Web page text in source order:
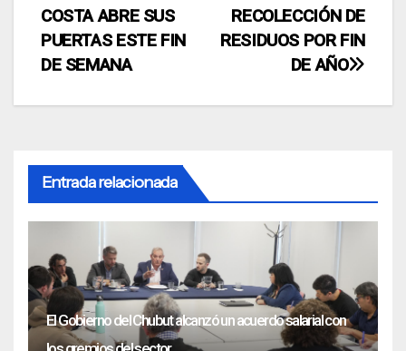
de
entradas
RECOLECCIÓN DE
RESIDUOS POR FIN
DE AÑO
COSTA ABRE SUS
PUERTAS ESTE FIN
DE SEMANA
Entrada relacionada
El Gobierno del Chubut alcanzó un acuerdo salarial con